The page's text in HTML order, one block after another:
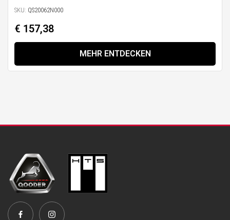
SKU: QS20062N000
€ 157,38
MEHR ENTDECKEN